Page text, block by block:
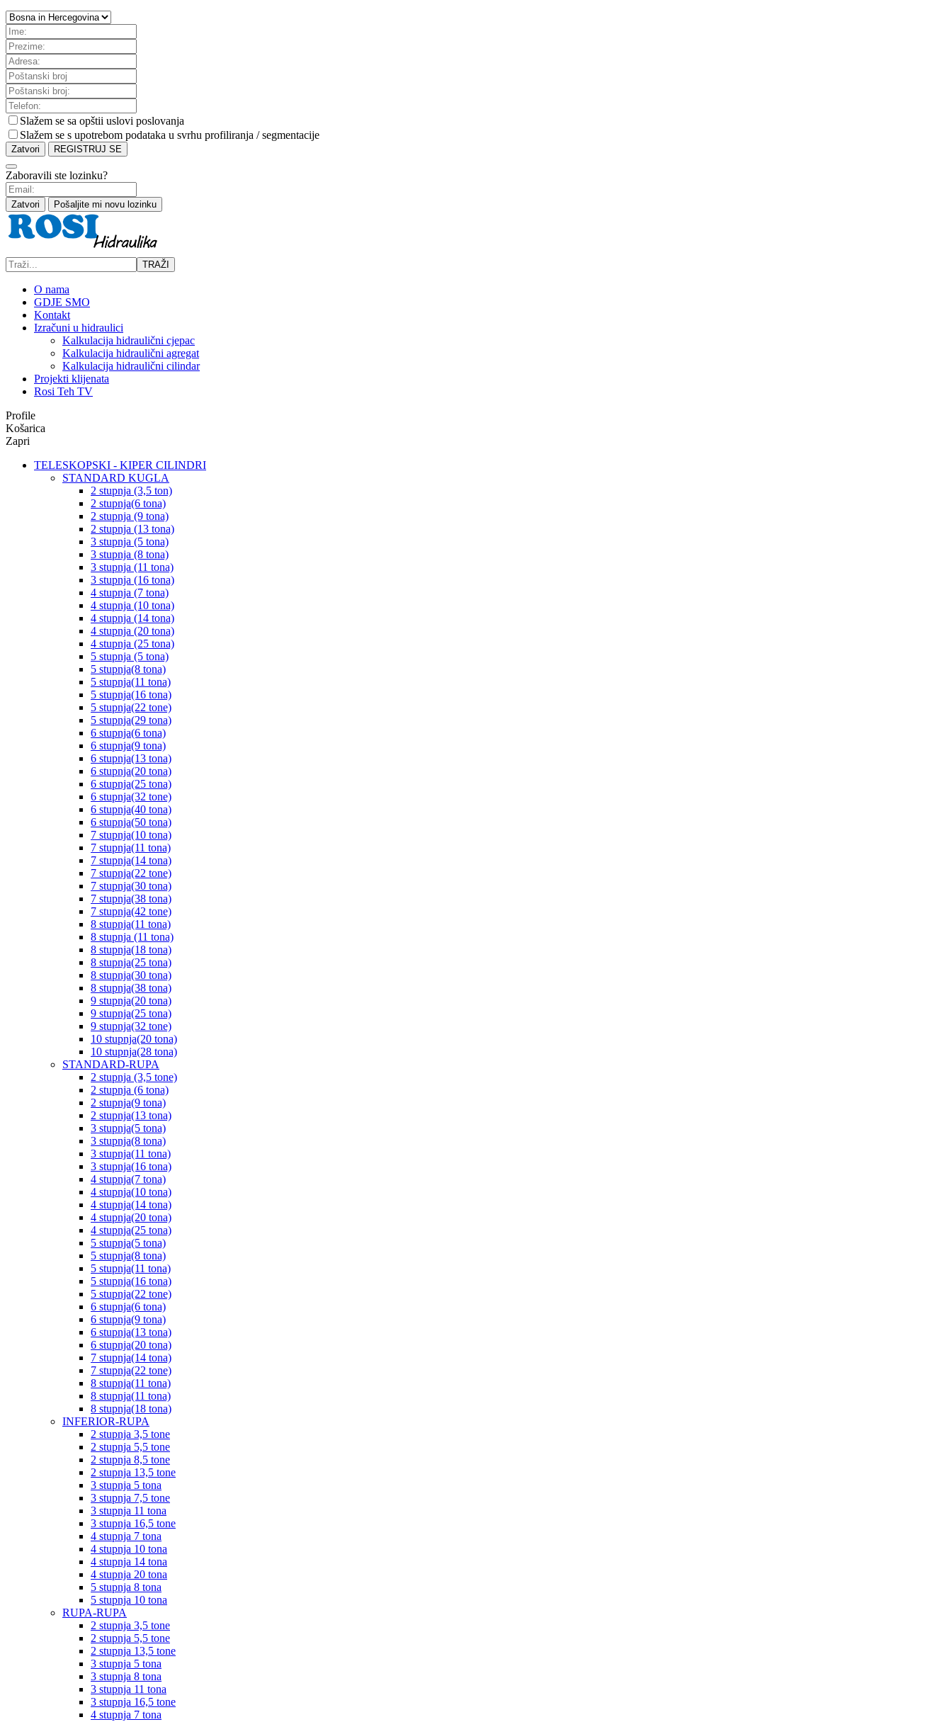
Slažem se sa opštii uslovi poslovanja
Slažem se s upotrebom podataka u svrhu profiliranja / segmentacije
Zatvori REGISTRUJ SE
Zaboravili ste lozinku?
Zatvori Pošaljite mi novu lozinku
TRAŽI
O nama
GDJE SMO
Kontakt
Izračuni u hidraulici
Kalkulacija hidraulični cjepac
Kalkulacija hidraulični agregat
Kalkulacija hidraulični cilindar
Projekti klijenata
Rosi Teh TV
Profile
Košarica
Zapri
TELESKOPSKI - KIPER CILINDRI
STANDARD KUGLA
2 stupnja (3,5 ton)
2 stupnja(6 tona)
2 stupnja (9 tona)
2 stupnja (13 tona)
3 stupnja (5 tona)
3 stupnja (8 tona)
3 stupnja (11 tona)
3 stupnja (16 tona)
4 stupnja (7 tona)
4 stupnja (10 tona)
4 stupnja (14 tona)
4 stupnja (20 tona)
4 stupnja (25 tona)
5 stupnja (5 tona)
5 stupnja(8 tona)
5 stupnja(11 tona)
5 stupnja(16 tona)
5 stupnja(22 tone)
5 stupnja(29 tona)
6 stupnja(6 tona)
6 stupnja(9 tona)
6 stupnja(13 tona)
6 stupnja(20 tona)
6 stupnja(25 tona)
6 stupnja(32 tone)
6 stupnja(40 tona)
6 stupnja(50 tona)
7 stupnja(10 tona)
7 stupnja(11 tona)
7 stupnja(14 tona)
7 stupnja(22 tone)
7 stupnja(30 tona)
7 stupnja(38 tona)
7 stupnja(42 tone)
8 stupnja(11 tona)
8 stupnja (11 tona)
8 stupnja(18 tona)
8 stupnja(25 tona)
8 stupnja(30 tona)
8 stupnja(38 tona)
9 stupnja(20 tona)
9 stupnja(25 tona)
9 stupnja(32 tone)
10 stupnja(20 tona)
10 stupnja(28 tona)
STANDARD-RUPA
2 stupnja (3,5 tone)
2 stupnja (6 tona)
2 stupnja(9 tona)
2 stupnja(13 tona)
3 stupnja(5 tona)
3 stupnja(8 tona)
3 stupnja(11 tona)
3 stupnja(16 tona)
4 stupnja(7 tona)
4 stupnja(10 tona)
4 stupnja(14 tona)
4 stupnja(20 tona)
4 stupnja(25 tona)
5 stupnja(5 tona)
5 stupnja(8 tona)
5 stupnja(11 tona)
5 stupnja(16 tona)
5 stupnja(22 tone)
6 stupnja(6 tona)
6 stupnja(9 tona)
6 stupnja(13 tona)
6 stupnja(20 tona)
7 stupnja(14 tona)
7 stupnja(22 tone)
8 stupnja(11 tona)
8 stupnja(11 tona)
8 stupnja(18 tona)
INFERIOR-RUPA
2 stupnja 3,5 tone
2 stupnja 5,5 tone
2 stupnja 8,5 tone
2 stupnja 13,5 tone
3 stupnja 5 tona
3 stupnja 7,5 tone
3 stupnja 11 tona
3 stupnja 16,5 tone
4 stupnja 7 tona
4 stupnja 10 tona
4 stupnja 14 tona
4 stupnja 20 tona
5 stupnja 8 tona
5 stupnja 10 tona
RUPA-RUPA
2 stupnja 3,5 tone
2 stupnja 5,5 tone
2 stupnja 13,5 tone
3 stupnja 5 tona
3 stupnja 8 tona
3 stupnja 11 tona
3 stupnja 16,5 tone
4 stupnja 7 tona